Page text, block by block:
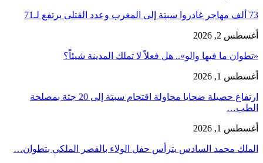
73 ألف مهاجر غادروا سبتة إلى المغرب وعدد القتلى يرتفع لـ71
أغسطس 2, 2026
«تطوان ما فيها والو».. هل فعلاً لا تملك المدينة شيئاً؟
أغسطس 1, 2026
ارتفاع حصيلة ضحايا محاولة اقتحام سبتة إلى 20 جثة بمصلحة
الطب…
أغسطس 1, 2026
الملك محمد السادس يترأس حفل الولاء بالقصر الملكي بتطوان…